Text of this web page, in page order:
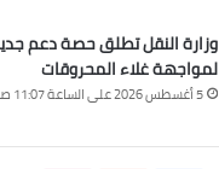
وزارة النقل تطلق حصة دعم
لمواجهة غلاء المحروقات
5 أغسطس 2026 على الساعة 11:07 صباحًا